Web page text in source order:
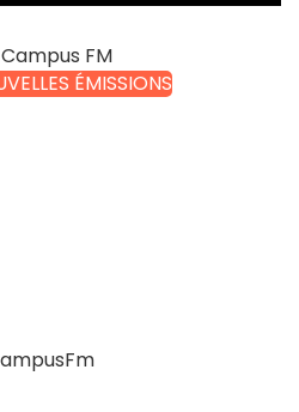
Campus FM
ÉMISSIONS